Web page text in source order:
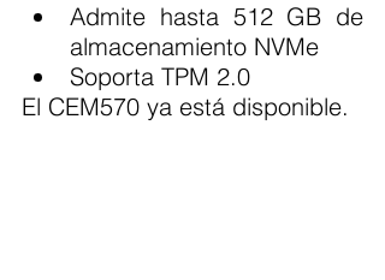
Admite hasta 512 GB de
almacenamiento NVMe
Soporta TPM 2.0
El CEM570 ya está disponible.